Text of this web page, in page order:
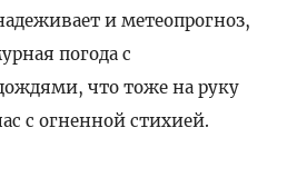
и метеопрогноз,
погода с
что тоже на руку
с огненной стихией.